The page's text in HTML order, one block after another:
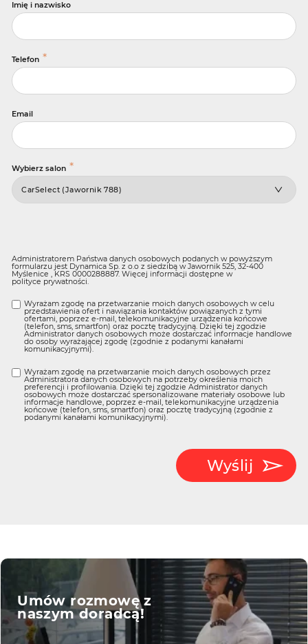
Imię i nazwisko
Telefon *
Email
Wybierz salon *
Administratorem Państwa danych osobowych podanych w powyższym
formularzu jest Dynamica Sp. z o.o z siedzibą w Jawornik 525, 32-400
Myślenice , KRS 0000288887. Więcej informacji dostępne w
polityce prywatności
Wyrażam zgodę na przetwarzanie moich danych osobowych w celu
przedstawienia ofert i nawiązania kontaktów powiązanych z tymi
ofertami, poprzez e-mail, telekomunikacyjne urządzenia końcowe
(telefon, sms, smartfon) oraz pocztę tradycyjną. Dzięki tej zgodzie
Administrator danych osobowych może dostarczać informacje handlowe
do osoby wyrażającej zgodę (zgodnie z podanymi kanałami
komunikacyjnymi).
Wyrażam zgodę na przetwarzanie moich danych osobowych przez
Administratora danych osobowych na potrzeby określenia moich
preferencji i profilowania. Dzięki tej zgodzie Administrator danych
osobowych może dostarczać spersonalizowane materiały osobowe lub
informacje handlowe, poprzez e-mail, telekomunikacyjne urządzenia
końcowe (telefon, sms, smartfon) oraz pocztę tradycyjną (zgodnie z
podanymi kanałami komunikacyjnymi).
Wyślij
Umów rozmowę z
naszym doradcą!